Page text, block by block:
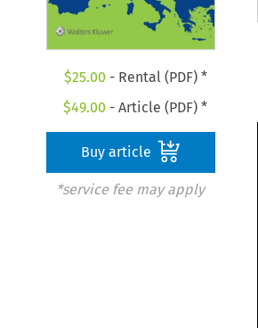
$25.00 - Rental (PDF) *
$49.00 - Article (PDF) *
Buy article
*service fee may apply